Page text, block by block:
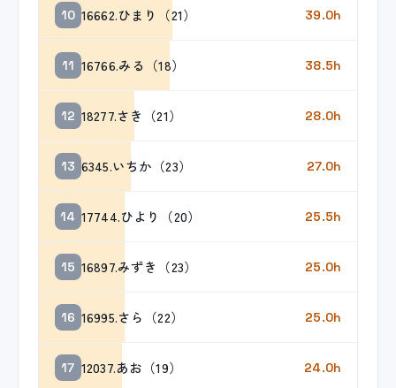
10 16662.ひまり（21） 39.0h
11 16766.みる（18） 38.5h
12 18277.さき（21） 28.0h
13 6345.いちか（23） 27.0h
14 17744.ひより（20） 25.5h
15 16897.みずき（23） 25.0h
16 16995.さら（22） 25.0h
17 12037.あお（19） 24.0h